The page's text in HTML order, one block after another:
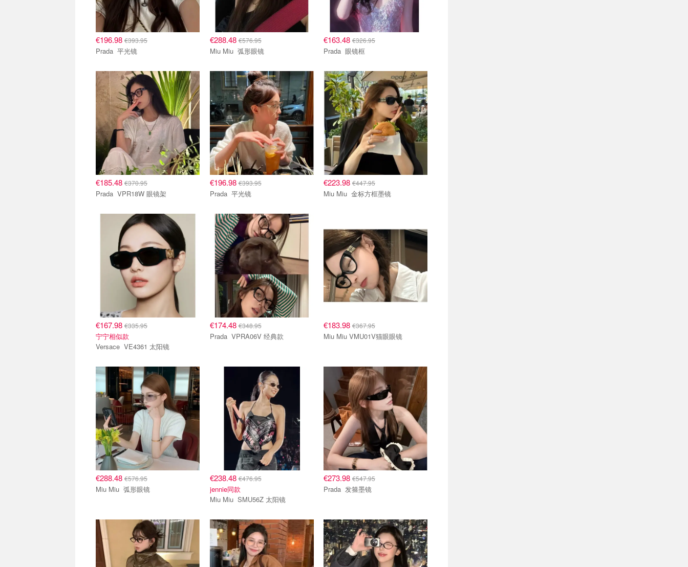
€196.98 €393.95
Prada 平光镜
€288.48€576.95
Miu Miu 弧形眼镜
€163.48 €326.95
Prada 眼镜框
€185.48 €370.95
Prada VPR18W 眼镜架
€196.98€393.95
Prada 平光镜
€223.98 €447.95
Miu Miu 金标方框墨镜
€167.98 €335.95
宁宁相似款
Versace VE4361 太阳镜
€174.48€348.95
Prada VPRA06V 经典款
€183.98 €367.95
Miu Miu VMU01V猫眼眼镜
€288.48 €576.95
Miu Miu 弧形眼镜
€238.48€476.95
jennie同款
Miu Miu SMU56Z 太阳镜
€273.98 €547.95
Prada 发箍墨镜